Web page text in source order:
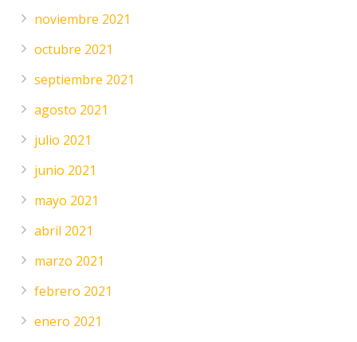
noviembre 2021
octubre 2021
septiembre 2021
agosto 2021
julio 2021
junio 2021
mayo 2021
abril 2021
marzo 2021
febrero 2021
enero 2021